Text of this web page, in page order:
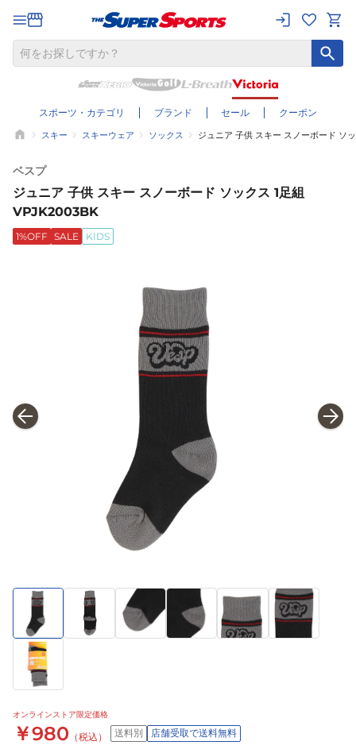
スポーツ・カテゴリ ブランド セール クーポン
スキー スキーウェア ソックス ジュニア 子供 スキー スノーボード ソ
ベスプ
ジュニア 子供 スキー スノーボード ソックス 1足組
VPJK2003BK
1%OFF SALE KIDS
オンラインストア限定価格
￥980 （税込） 送料別 店舗受取で送料無料